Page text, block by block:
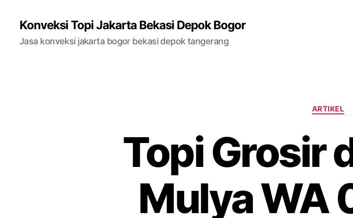
Konveksi Topi Jakarta Bekasi Depok Bogor
Jasa konveksi jakarta bogor bekasi depok tangerang
ARTIKEL
Topi Grosir
Mulya WA